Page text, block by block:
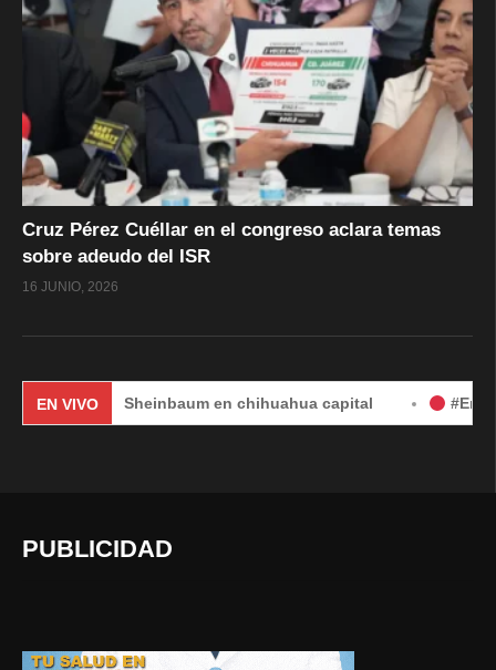
Cruz Pérez Cuéllar en el congreso aclara temas
sobre adeudo del ISR
16 JUNIO, 2026
EN VIVO
Sheinbaum en chihuahua capital #EnVivo | DÍA 2:
PUBLICIDAD